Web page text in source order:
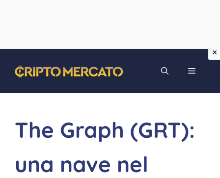
contenuto
MENU
The Graph (GRT):
una nave nel